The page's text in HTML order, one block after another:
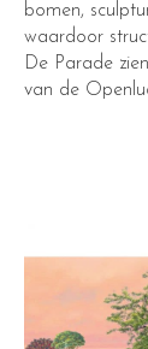
bomen,
waardoor
De Parade
van de